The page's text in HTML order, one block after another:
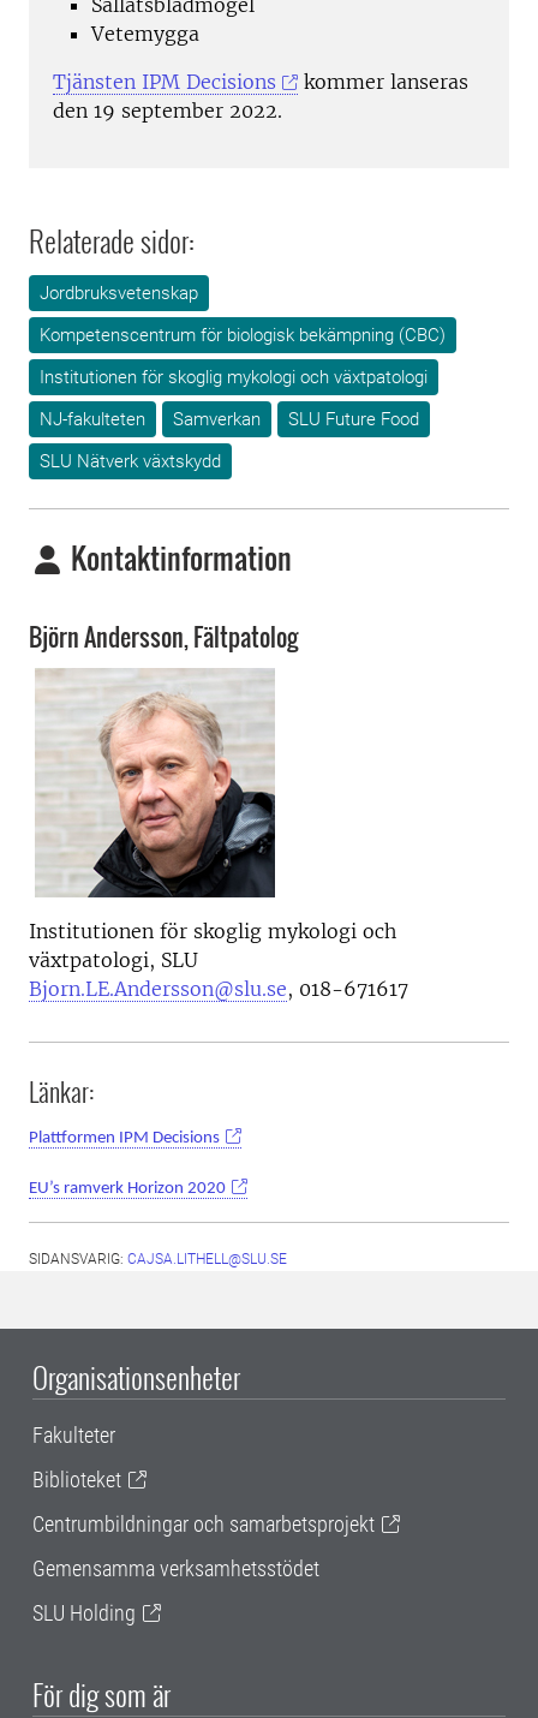
Vetemygga
Tjänsten IPM Decisions
kommer lanseras
den 19 september 2022.
Relaterade sidor:
Jordbruksvetenskap
Kompetenscentrum för biologisk bekämpning (CBC)
Institutionen för skoglig mykologi och växtpatologi
NJ-fakulteten
Samverkan
SLU Future Food
SLU Nätverk växtskydd
Kontaktinformation
Björn Andersson,Fältpatolog
Institutionen för skoglig mykologi och
växtpatologi, SLU
Bjorn.LE.Andersson@slu.se, 018-671617
Länkar:
Plattformen IPM Decisions
EU’s ramverk Horizon 2020
SIDANSVARIG: CAJSA.LITHELL@SLU.SE
Organisationsenheter
Fakulteter
Biblioteket
Centrumbildningar och samarbetsprojekt
Gemensamma verksamhetsstödet
SLU Holding
För dig som är